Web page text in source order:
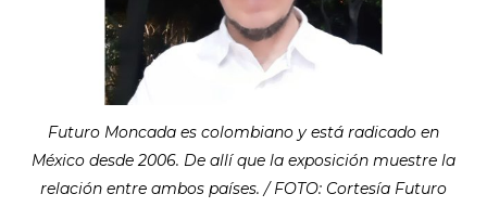
Futuro Moncada es colombiano y está radicado en
México desde 2006. De allí que la exposición muestre la
relación entre ambos países. / FOTO: Cortesía Futuro